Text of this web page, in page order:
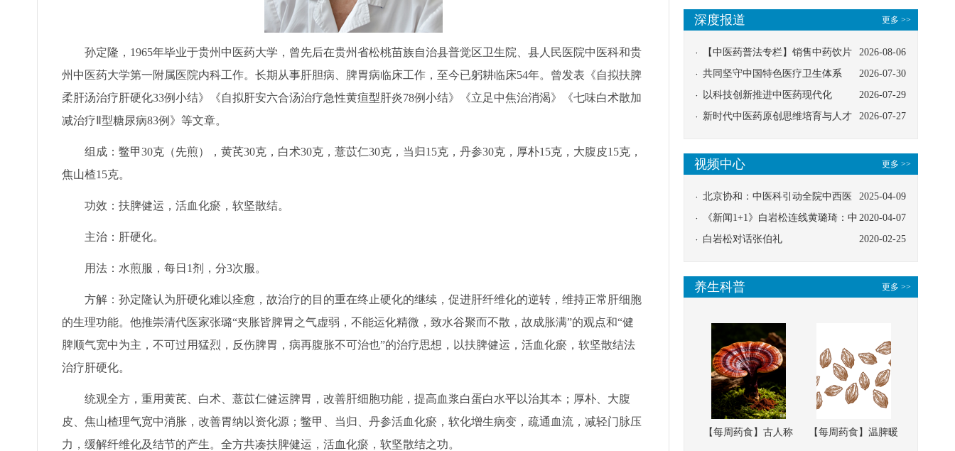
孙定隆，1965年毕业于贵州中医药大学，曾先后在贵州省松桃苗族自治县普觉区卫生院、县人民医院中医科和贵
州中医药大学第一附属医院内科工作。长期从事肝胆病、脾胃病临床工作，至今已躬耕临床54年。曾发表《自拟扶脾
柔肝汤治疗肝硬化33例小结》《自拟肝安六合汤治疗急性黄疸型肝炎78例小结》《立足中焦治消渴》《七味白术散加
减治疗Ⅱ型糖尿病83例》等文章。
组成：鳖甲30克（先煎），黄芪30克，白术30克，薏苡仁30克，当归15克，丹参30克，厚朴15克，大腹皮15克，
焦山楂15克。
功效：扶脾健运，活血化瘀，软坚散结。
主治：肝硬化。
用法：水煎服，每日1剂，分3次服。
方解：孙定隆认为肝硬化难以痊愈，故治疗的目的重在终止硬化的继续，促进肝纤维化的逆转，维持正常肝细胞
的生理功能。他推崇清代医家张璐“夹胀皆脾胃之气虚弱，不能运化精微，致水谷聚而不散，故成胀满”的观点和“健
脾顺气宽中为主，不可过用猛烈，反伤脾胃，病再腹胀不可治也”的治疗思想，以扶脾健运，活血化瘀，软坚散结法
治疗肝硬化。
统观全方，重用黄芪、白术、薏苡仁健运脾胃，改善肝细胞功能，提高血浆白蛋白水平以治其本；厚朴、大腹
皮、焦山楂理气宽中消胀，改善胃纳以资化源；鳖甲、当归、丹参活血化瘀，软化增生病变，疏通血流，减轻门脉压
力，缓解纤维化及结节的产生。全方共凑扶脾健运，活血化瘀，软坚散结之功。
更多 >>
深度报道
2026-08-06
【中医药普法专栏】销售中药饮片
应告知煎服方法及注意事项
2026-07-30
共同坚守中国特色医疗卫生体系
2026-07-29
以科技创新推进中医药现代化
2026-07-27
新时代中医药原创思维培育与人才
更多 >>
视频中心
2025-04-09
北京协和：中医科引动全院中西医
协同
2020-04-07
《新闻1+1》白岩松连线黄璐琦：中
医救治的临床效果
2020-02-25
白岩松对话张伯礼
更多 >>
养生科普
【每周药食】古人称
【每周药食】温脾暖